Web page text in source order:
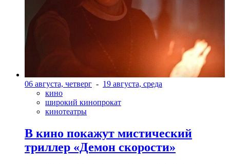
06 августа, четверг - 19 августа, среда
кино
широкий кинопрокат
кинотеатры
В кино покажут мистический
триллер «Демон скорости»